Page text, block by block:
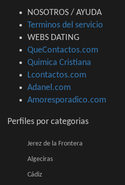
NOSOTROS / AYUDA
Terminos del servicio
WEBS DATING
QueContactos.com
Quimica Cristiana
Lcontactos.com
Adanel.com
Amoresporadico.com
Perfiles por categorias
Jerez de la Frontera
Algeciras
Cádiz